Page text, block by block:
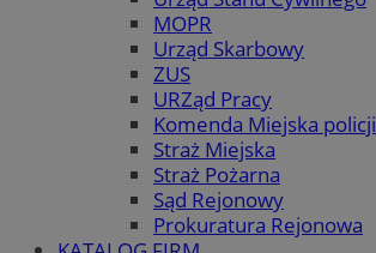
MOPR
Urząd Skarbowy
ZUS
URZąd Pracy
Komenda Miejska policji
Straż Miejska
Straż Pożarna
Sąd Rejonowy
Prokuratura Rejonowa